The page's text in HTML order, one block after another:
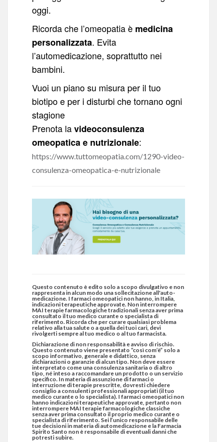
oggi.
Ricorda che l’omeopatia è medicina
personalizzata. Evita
l’automedicazione, soprattutto nei
bambini.
Vuoi un piano su misura per il tuo
biotipo e per i disturbi che tornano ogni
stagione
Prenota lavideoconsulenza
omeopatica e nutrizionale:
https://www.tuttomeopatia.com/1290-video-
consulenza-omeopatica-e-nutrizionale
Questo contenuto è edito solo a scopo divulgativo e non
rappresenta in alcun modo una sollecitazione all'auto-
medicazione. I farmaci omeopatici non hanno, in Italia,
indicazioni terapeutiche approvate. Non interrompere
MAI terapie farmacologiche tradizionali senza aver prima
consultato il tuo medico curante o specialista di
riferimento. Ricorda che per curare qualsiasi problema
relativo alla tua salute o a quella dei tuoi cari, devi
rivolgerti sempre al tuo medico o al tuo farmacista.
Dichiarazione di non responsabilità e avviso di rischio.
Questo contenuto viene presentato “così com’è” solo a
scopo informativo, generale e didattico, senza
dichiarazioni o garanzie di alcun tipo. Non deve essere
interpretato come una consulenza sanitaria o di altro
tipo, né inteso a raccomandare un prodotto o un servizio
specifico. In materia di assunzione di farmaci o
interruzione di terapie prescritte, dovresti chiedere
consiglio a consulenti professionali appropriati (il tuo
medico curante o lo specialista). I farmaci omeopatici non
hanno indicazioni terapeutiche approvate, pertanto non
interrompere MAI terapie farmacologiche classiche
senza aver prima consultato il proprio medico curante o
specialista di riferimento. Sei l’unico responsabile delle
tue decisioni in materia di automedicazione e la Farmacia
Spirito Santo non è responsabile di eventuali danni che
potresti subire.